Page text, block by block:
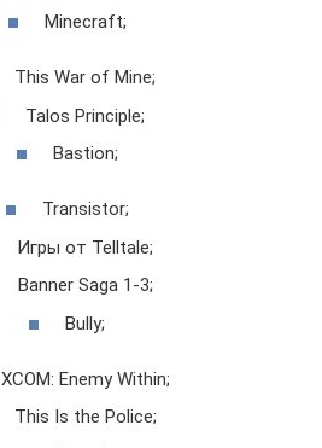
Minecraft;
This War of Mine;
Talos Principle;
Bastion;
Transistor;
Игры от Telltale;
Banner Saga 1-3;
Bully;
XCOM: Enemy Within;
This Is the Police;